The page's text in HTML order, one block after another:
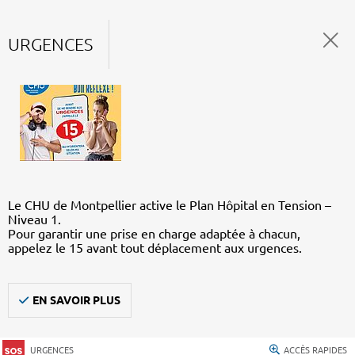
URGENCES
Le CHU de Montpellier active le Plan Hôpital en Tension –
Niveau 1.
Pour garantir une prise en charge adaptée à chacun,
appelez le 15 avant tout déplacement aux urgences.
EN SAVOIR PLUS
URGENCES ACCÈS RAPIDES